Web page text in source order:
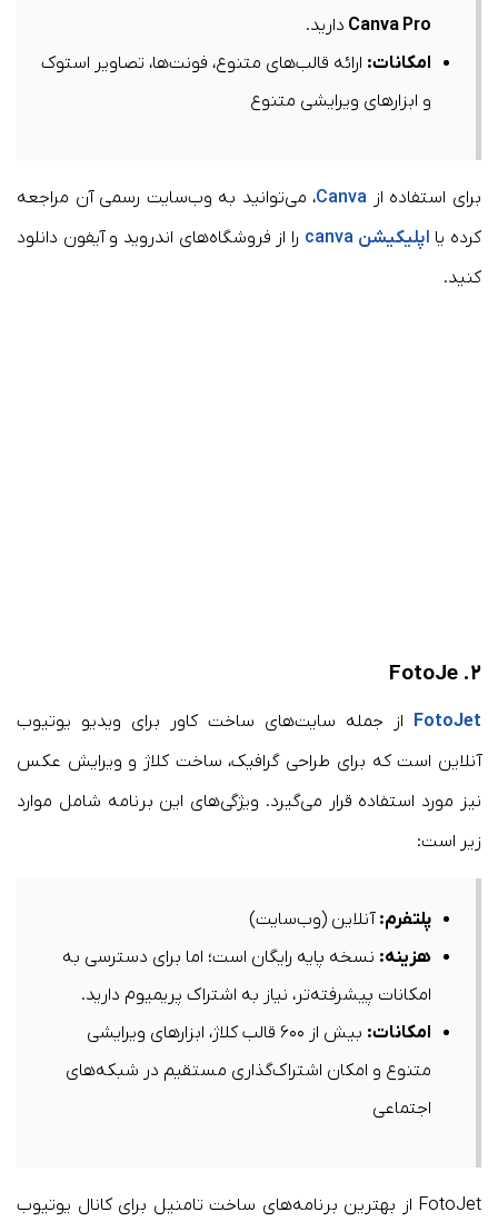
Canva Pro دارید.​
امکانات: ارائه قالب‌های متنوع، فونت‌ها، تصاویر استوک
و ابزارهای ویرایشی متنوع​
برای استفاده از Canva، می‌توانید به وب‌سایت رسمی آن مراجعه
کرده یا اپلیکیشن canva
را از فروشگاه‌های اندروید و آیفون دانلود
کنید.​
۲. FotoJe
FotoJet از جمله سایت‌های ساخت کاور برای ویدیو یوتیوب
آنلاین است که برای طراحی گرافیک، ساخت کلاژ و ویرایش عکس
نیز مورد استفاده قرار می‌گیرد. ویژگی‌های این برنامه شامل موارد
زیر است:​
پلتفرم: آنلاین (وب‌سایت)​
هزینه: نسخه پایه رایگان است؛ اما برای دسترسی به
امکانات پیشرفته‌تر، نیاز به اشتراک پریمیوم دارید.​
امکانات:
بیش از ۶۰۰ قالب کلاژ، ابزارهای ویرایشی
متنوع و امکان اشتراک‌گذاری مستقیم در شبکه‌های
اجتماعی​
FotoJet از بهترین برنامه‌های ساخت تامنیل برای کانال یوتیوب